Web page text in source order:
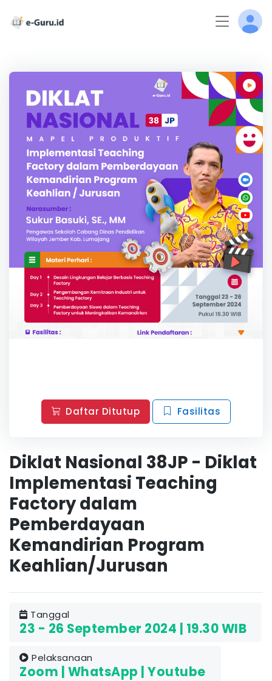
Daftar Ditutup Fasilitas
Diklat Nasional 38JP - Diklat
Implementasi Teaching
Factory dalam
Pemberdayaan
Kemandirian Program
Keahlian/Jurusan
Tanggal
23 - 26 September 2024 | 19.30 WIB
Pelaksanaan
Zoom | WhatsApp | Youtube